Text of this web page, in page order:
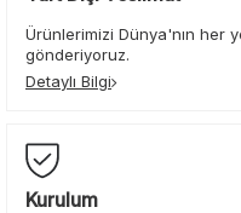
Ürünlerimizi Dünya'nın her
gönderiyoruz.
Detaylı Bilgi
Kurulum